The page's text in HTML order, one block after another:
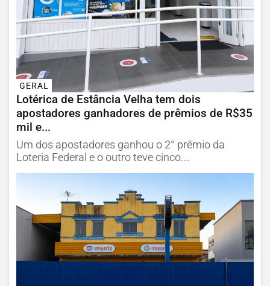
GERAL
Lotérica de Estância Velha tem dois
apostadores ganhadores de prêmios de R$35
mil e...
Um dos apostadores ganhou o 2° prêmio da
Loteria Federal e o outro teve cinco...